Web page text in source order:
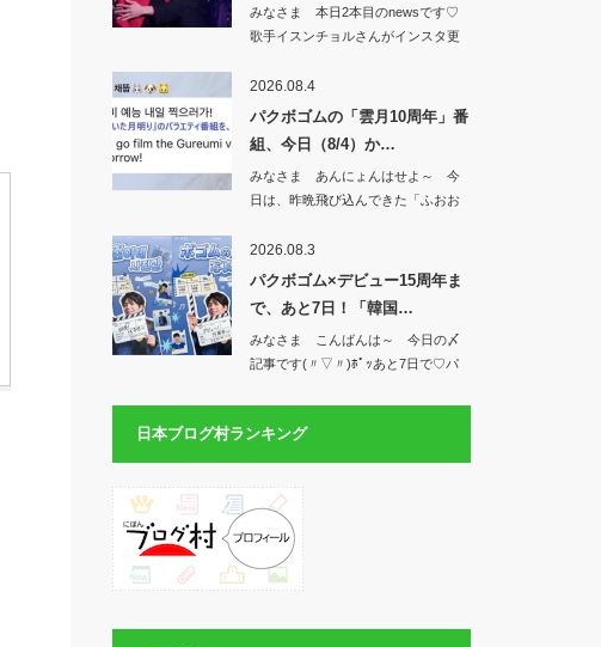
みなさま 本日2本目のnewsです♡
歌手イスンチョルさんがインスタ更
2026.08.4
パクボゴムの「雲月10周年」番
組、今日（8/4）か…
みなさま あんにょんはせよ～ 今
日は、昨晩飛び込んできた「ふおお
2026.08.3
パクボゴム×デビュー15周年ま
で、あと7日！「韓国…
みなさま こんばんは～ 今日の〆
記事です(〃▽〃)ﾎﾟｯあと7日で♡パ
日本ブログ村ランキング